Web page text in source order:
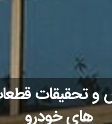
و تحقیقات
های خودرو